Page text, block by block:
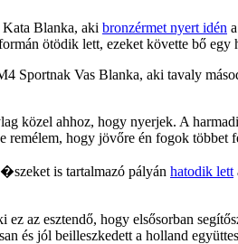
Kata Blanka, aki bronzérmet nyert idén
ötödik lett, ezeket követte bő egy
Sportnak Vas Blanka, aki tavaly
közel ahhoz, hogy nyerjek. A
remélem, hogy jövőre én fogok többet
is tartalmazó pályán hatodik lett
ez az esztendő, hogy elsősorban
és jól beilleszkedett a holland